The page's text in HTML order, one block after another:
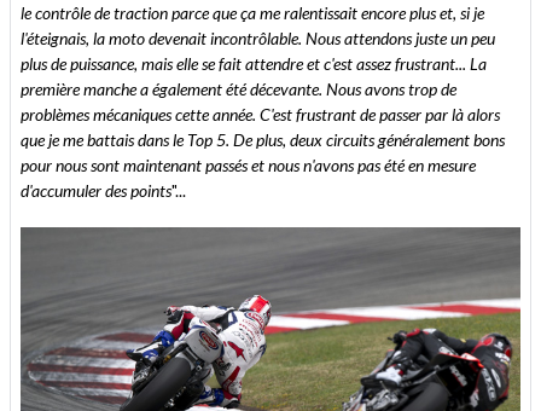
le contrôle de traction parce que ça me ralentissait encore plus et, si je
l'éteignais, la moto devenait incontrôlable. Nous attendons juste un peu
plus de puissance, mais elle se fait attendre et c'est assez frustrant... La
première manche a également été décevante. Nous avons trop de
problèmes mécaniques cette année. C'est frustrant de passer par là alors
que je me battais dans le Top 5. De plus, deux circuits généralement bons
pour nous sont maintenant passés et nous n'avons pas été en mesure
d'accumuler des points"...